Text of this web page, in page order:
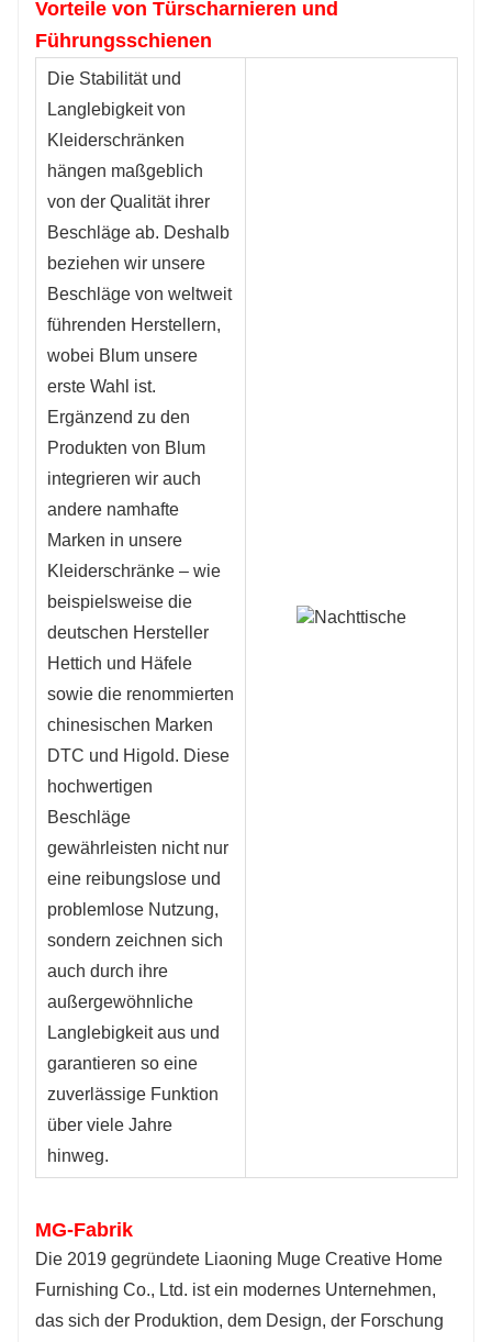
Vorteile von Türscharnieren und
Führungsschienen
Die Stabilität und
Langlebigkeit von
Kleiderschränken
hängen maßgeblich
von der Qualität ihrer
Beschläge ab. Deshalb
beziehen wir unsere
Beschläge von weltweit
führenden Herstellern,
wobei Blum unsere
erste Wahl ist.
Ergänzend zu den
Produkten von Blum
integrieren wir auch
andere namhafte
Marken in unsere
Kleiderschränke – wie
beispielsweise die
deutschen Hersteller
Hettich und Häfele
sowie die renommierten
chinesischen Marken
DTC und Higold. Diese
hochwertigen
Beschläge
gewährleisten nicht nur
eine reibungslose und
problemlose Nutzung,
sondern zeichnen sich
auch durch ihre
außergewöhnliche
Langlebigkeit aus und
garantieren so eine
zuverlässige Funktion
über viele Jahre
hinweg.
MG-Fabrik
Die 2019 gegründete Liaoning Muge Creative Home
Furnishing Co., Ltd. ist ein modernes Unternehmen,
das sich der Produktion, dem Design, der Forschung